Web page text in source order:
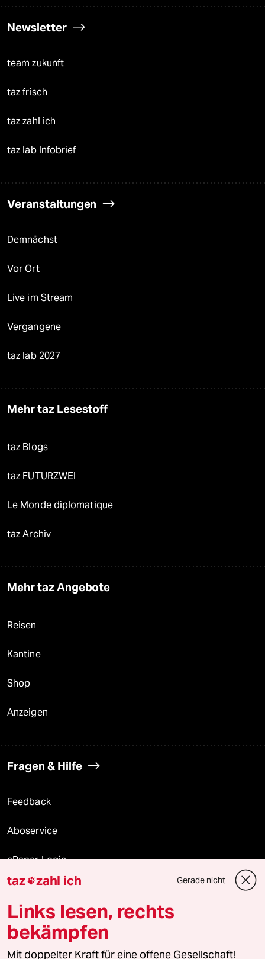
Newsletter
team zukunft
taz frisch
taz zahl ich
taz lab Infobrief
Veranstaltungen
Demnächst
Vor Ort
Live im Stream
Vergangene
taz lab 2027
Mehr taz Lesestoff
taz Blogs
taz FUTURZWEI
Le Monde diplomatique
taz Archiv
Mehr taz Angebote
Reisen
Kantine
Shop
Anzeigen
Fragen & Hilfe
Feedback
Aboservice
ePaper Login
Downloads für Abonnierende
© 2026 taz Verlags und Vertriebs GmbH
Alle Rechte vorbehalten. Bei rechtlichen Fragen oder für Genehmigungen
taz zahl ich Gerade nicht
Links lesen, rechts
bekämpfen
Mit doppelter Kraft für eine offene Gesellschaft!